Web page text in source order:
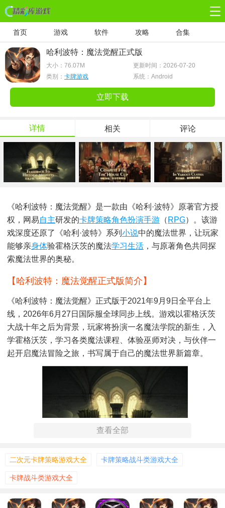
首页 游戏 软件 攻略 合集
哈利波特：魔法觉醒正式版
大小： 76.07M
更新时间：2026-07-20
类别： 卡牌游戏 系统：Android
立即下载
详情 相关 评论
《哈利波特：魔法觉醒》是一款由《哈利·波特》原著官方授
权，网易自主研发的卡牌策略角色扮演手游 （ RPG）。该游
戏深度还原了《哈利·波特》系列 小说中的魔法世界，让玩家
能够亲身体验霍格沃茨的魔法学习生活 ，与原著角色共同探
索魔法世界的奥秘。
【哈利波特：魔法觉醒正式版简介】
《哈利波特：魔法觉醒》正式版于2021年9月9日全平台上
线，2026年6月27日国际服全球同步上线。游戏以霍格沃茨
大战十年之后为背景，玩家将扮演一名魔法学院的新生，入
学霍格沃茨，学习各类魔法课程、体验巫师对决，与伙伴一
起开启魔法冒险之旅，书写属于自己的魔法世界新篇章。
【哈利波特：魔法觉醒正式版内容】
1. 剧情体验：玩家将从收到霍格沃茨的录取通知书开始，体
查看全部
二次元卡牌策略游戏大全 卡牌策略战斗类游戏大全
卡牌战斗类游戏大全